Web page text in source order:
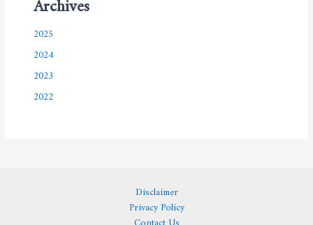
2025
2024
2023
2022
Disclaimer
Privacy Policy
Contact Us